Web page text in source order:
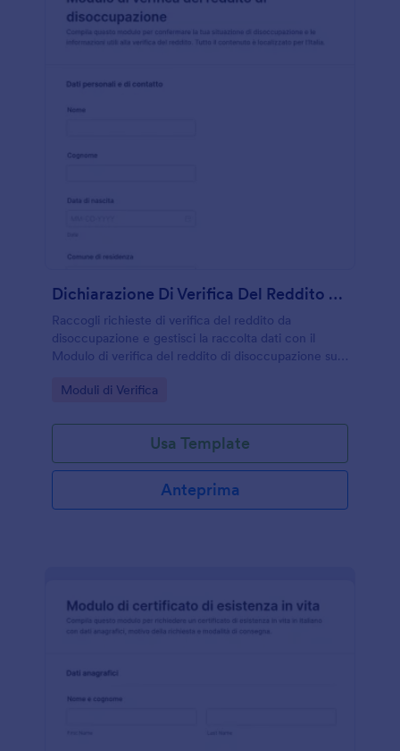
Dichiarazione Di Verifica Del Reddito Da Disoccupazione
Raccogli richieste di verifica del reddito da
disoccupazione e gestisci la raccolta dati con il
Modulo di verifica del reddito di disoccupazione su
consulenti che devono organizzare ogni risposta.
Go to Category:
Moduli di Verifica
Usa Template
Anteprima